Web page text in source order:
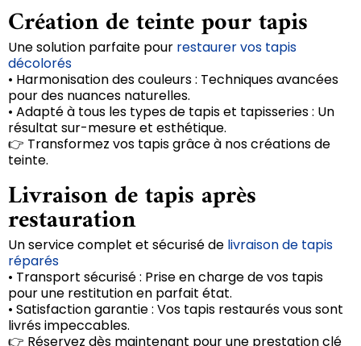
Création de teinte pour tapis
Une solution parfaite pour restaurer vos tapis
décolorés
• Harmonisation des couleurs : Techniques avancées
pour des nuances naturelles.
• Adapté à tous les types de tapis et tapisseries : Un
résultat sur-mesure et esthétique.
👉 Transformez vos tapis grâce à nos créations de
teinte.
Livraison de tapis après
restauration
Un service complet et sécurisé de livraison de tapis
réparés
• Transport sécurisé : Prise en charge de vos tapis
pour une restitution en parfait état.
• Satisfaction garantie : Vos tapis restaurés vous sont
livrés impeccables.
👉 Réservez dès maintenant pour une prestation clé